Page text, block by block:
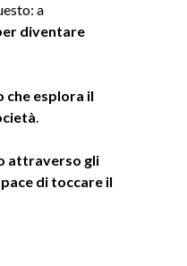
a
diventare
che esplora il
.
attraverso gli
di toccare il